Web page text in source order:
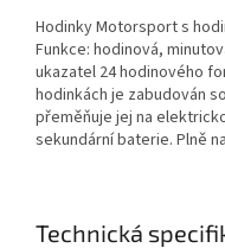
Hodinky Motorsport s
Funkce: hodinová,
ukazatel 24 hodinového
hodinkách je zabudován
přeměňuje jej na
sekundární baterie. Plně
Technická